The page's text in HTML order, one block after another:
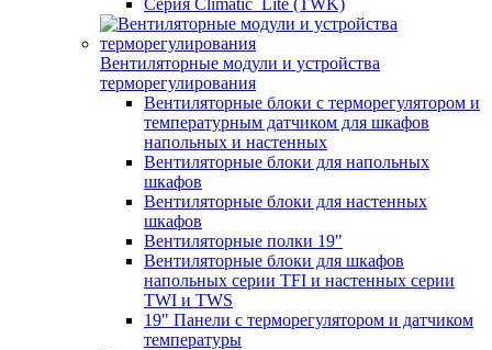
Серия Climatic_Lite (TWK)
Вентиляторные модули и устройства
терморегулирования
Вентиляторные блоки с терморегулятором и
температурным датчиком для шкафов
напольных и настенных
Вентиляторные блоки для напольных
шкафов
Вентиляторные блоки для настенных
шкафов
Вентиляторные полки 19"
Вентиляторные блоки для шкафов
напольных серии TFI и настенных серии
TWI и TWS
19" Панели с терморегулятором и датчиком
температуры